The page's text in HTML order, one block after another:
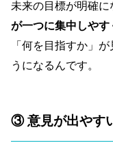
未来の目標が明確
が一つに集中しやす
「何を目指すか」
うになるんです。
③ 意見が出やす